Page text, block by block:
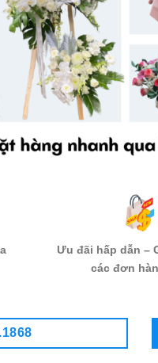
Ưu đãi hấp dẫn –
các đơn